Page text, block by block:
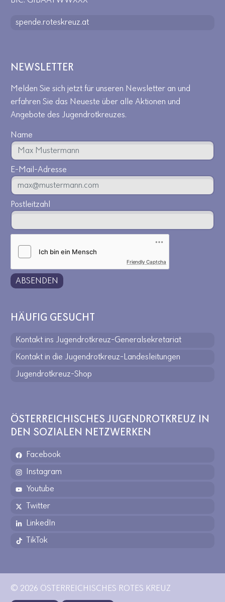
spende.roteskreuz.at
NEWSLETTER
Melden Sie sich jetzt für unseren Newsletter an und
erfahren Sie das Neueste über alle Aktionen und
Angebote des Jugendrotkreuzes.
Name
E-Mail-Adresse
Postleitzahl
Friendly Captcha
ABSENDEN
HÄUFIG GESUCHT
Kontakt ins Jugendrotkreuz-Generalsekretariat
Kontakt in die Jugendrotkreuz-Landesleitungen
Jugendrotkreuz-Shop
ÖSTERREICHISCHES JUGENDROTKREUZ IN
DEN SOZIALEN NETZWERKEN
Facebook
Instagram
Youtube
Twitter
LinkedIn
TikTok
© 2026 ÖSTERREICHISCHES ROTES KREUZ